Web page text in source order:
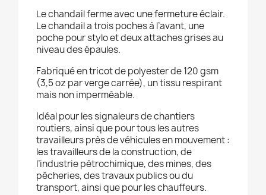
Le chandail ferme avec une fermeture éclair.
Le chandail a trois poches à l’avant, une
poche pour stylo et deux attaches grises au
niveau des épaules.
Fabriqué en tricot de polyester de 120 gsm
(3,5 oz par verge carrée), un tissu respirant
mais non imperméable.
Idéal pour les signaleurs de chantiers
routiers, ainsi que pour tous les autres
travailleurs près de véhicules en mouvement :
les travailleurs de la construction, de
l’industrie pétrochimique, des mines, des
pêcheries, des travaux publics ou du
transport, ainsi que pour les chauffeurs.